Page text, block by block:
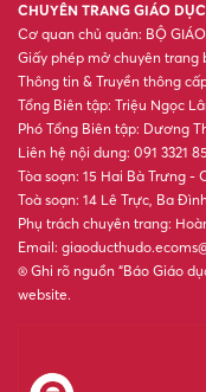
CHUYÊN TRANG GIÁO
Cơ quan chủ quản: BỘ
Giấy phép mở chuyên trang
Thông tin & Truyền thông
Tổng Biên tập: Triệu Ngọc
Phó Tổng Biên tập: Dương
Liên hệ nội dung: 091 3321
Tòa soạn: 15 Hai Bà Trưng -
Toà soạn: 14 Lê Trực, Ba
Phụ trách chuyên trang:
Email:
® Ghi rõ nguồn “Báo Giáo
website.